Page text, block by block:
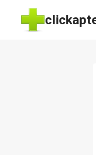
Перейти
содержимому